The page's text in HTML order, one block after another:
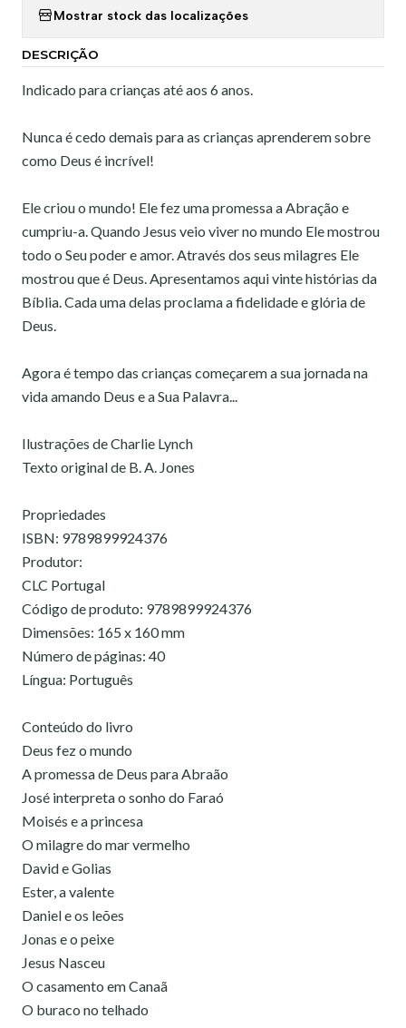
Mostrar stock das localizações
DESCRIÇÃO
Indicado para crianças até aos 6 anos.
Nunca é cedo demais para as crianças aprenderem sobre
como Deus é incrível!
Ele criou o mundo! Ele fez uma promessa a Abração e
cumpriu-a. Quando Jesus veio viver no mundo Ele mostrou
todo o Seu poder e amor. Através dos seus milagres Ele
mostrou que é Deus. Apresentamos aqui vinte histórias da
Bíblia. Cada uma delas proclama a fidelidade e glória de
Deus.
Agora é tempo das crianças começarem a sua jornada na
vida amando Deus e a Sua Palavra...
Ilustrações de Charlie Lynch
Texto original de B. A. Jones
Propriedades
ISBN: 9789899924376
Produtor:
CLC Portugal
Código de produto: 9789899924376
Dimensões: 165 x 160 mm
Número de páginas: 40
Língua: Português
Conteúdo do livro
Deus fez o mundo
A promessa de Deus para Abraão
José interpreta o sonho do Faraó
Moisés e a princesa
O milagre do mar vermelho
David e Golias
Ester, a valente
Daniel e os leões
Jonas e o peixe
Jesus Nasceu
O casamento em Canaã
O buraco no telhado